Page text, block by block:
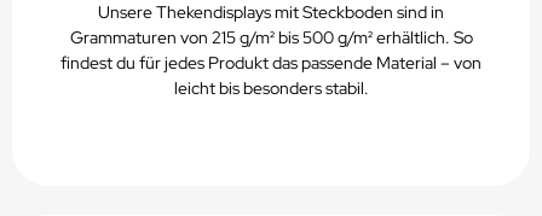
Unsere Thekendisplays mit Steckboden sind in
Grammaturen von 215 g/m² bis 500 g/m² erhältlich. So
findest du für jedes Produkt das passende Material – von
leicht bis besonders stabil.